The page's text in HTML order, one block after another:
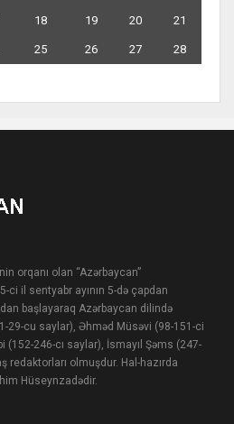
18 19 20 21
25 26 27
28
orqanı olan “Azərbaycan”
ci il sentyabr ayının 5-də çapdan
başlayaraq Azərbaycan dilində
29-cu saylar), Əhməd Müsəvi (98-151-ci
(152-246-cı saylar), İsmayıl Şəms (247-
redaktorları olmuşdur. Hal-hazırda
Hüseynzadədir.